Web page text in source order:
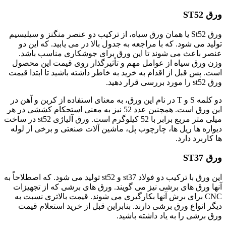
ورق ST52
ورق St52 یا همان ورق سیاه، از ترکیب دو عنصر منگنز و سیلیسیم
تولید می شود. که با مراجعه به جدول بالا در می یابید. که این دو
عنصر باعث می شوند تا این ورق برای جوشکاری مناسب باشد.
وزن ورق سیاه از عوامل مهم و تأثیرگذار روی قیمت این محصول
است. پس قبل از اقدام به خرید به خاطر داشته باشید تا ابتدا قیمت
ورق st52 را مورد بررسی قرار دهید.
دو کلمه S و T در نام این ورق، به معنای استفاده از کربن و آهن در
این ورق است. همچنین عدد 52 نیز به معنی استحکام کششی در هر
میلی متر مربع برابر با 52 کیلوگرم است. ورق آلیاژی st52 در ساخت
دیواره ها ریل ها، چارچوب پل، ماشین آلات صنعتی و برخی از لوله
ها کاربرد دارد.
ورق ST37
این ورق با ترکیب دو فولاد st37 و st52 تولید می شود. که اصطلاحاً به
آنها ورق های برشی نیز می گویند. ورق های برشی که از تجهیزات
CNC برای برش آنها بکارگیری می شوند. قیمت بالاتری نسبت به
دیگر انواع ورق برشی دارند. بنابراین قبل از خرید استعلام قیمت
ورق برشی را به یاد داشته باشید.